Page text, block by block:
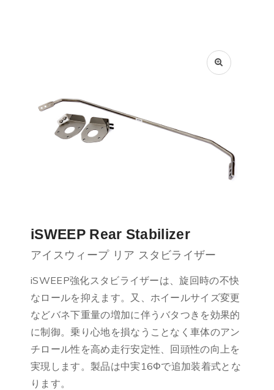
iSWEEP Rear Stabilizer
アイスウィープ リア スタビライザー
iSWEEP強化スタビライザーは、旋回時の不快
なロールを抑えます。又、ホイールサイズ変更
などバネ下重量の増加に伴うバタつきを効果的
に制御。乗り心地を損なうことなく車体のアン
チロール性を高め走行安定性、回頭性の向上を
実現します。製品は中実16Φで追加装着式とな
ります。